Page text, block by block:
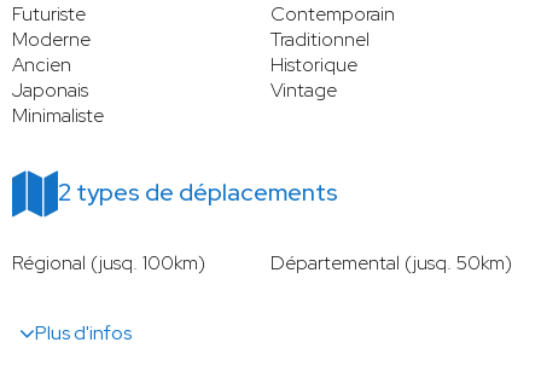
Futuriste
Contemporain
Moderne
Traditionnel
Ancien
Historique
Japonais
Vintage
Minimaliste
2 types de déplacements
Régional (jusq. 100km) Départemental (jusq. 50km)
Plus d'infos